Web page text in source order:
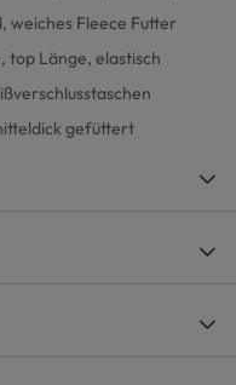
weiches Fleece Futter
top Länge, elastisch
gefüttert